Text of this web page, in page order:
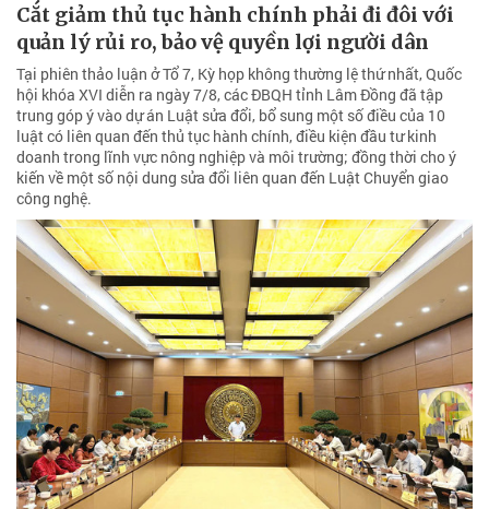
Cắt giảm thủ tục hành chính phải đi đôi với
quản lý rủi ro, bảo vệ quyền lợi người dân
Tại phiên thảo luận ở Tổ 7, Kỳ họp không thường lệ thứ nhất, Quốc
hội khóa XVI diễn ra ngày 7/8, các ĐBQH tỉnh Lâm Đồng đã tập
trung góp ý vào dự án Luật sửa đổi, bổ sung một số điều của 10
luật có liên quan đến thủ tục hành chính, điều kiện đầu tư kinh
doanh trong lĩnh vực nông nghiệp và môi trường; đồng thời cho ý
kiến về một số nội dung sửa đổi liên quan đến Luật Chuyển giao
công nghệ.